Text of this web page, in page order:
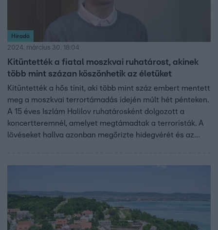
Híradó
2024. március 30. 18:04
Kitüntették a fiatal moszkvai ruhatárost, akinek
több mint százan köszönhetik az életüket
Kitüntették a hős tinit, aki több mint száz embert mentett
meg a moszkvai terrortámadás idején múlt hét pénteken.
A 15 éves Iszlám Halilov ruhatárosként dolgozott a
koncertteremnél, amelyet megtámadtak a terroristák. A
lövéseket hallva azonban megőrizte hidegvérét és az